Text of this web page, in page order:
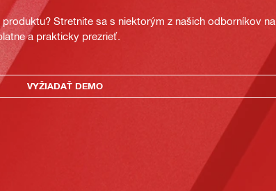
Stretnite sa s niektorým z našich odborníkov na
a prakticky prezrieť.
VYŽIADAŤ DEMO